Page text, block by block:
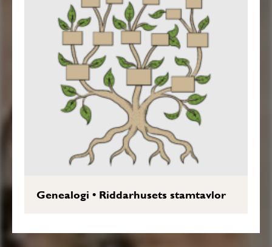
Genealogi • Riddarhusets stamtavlor